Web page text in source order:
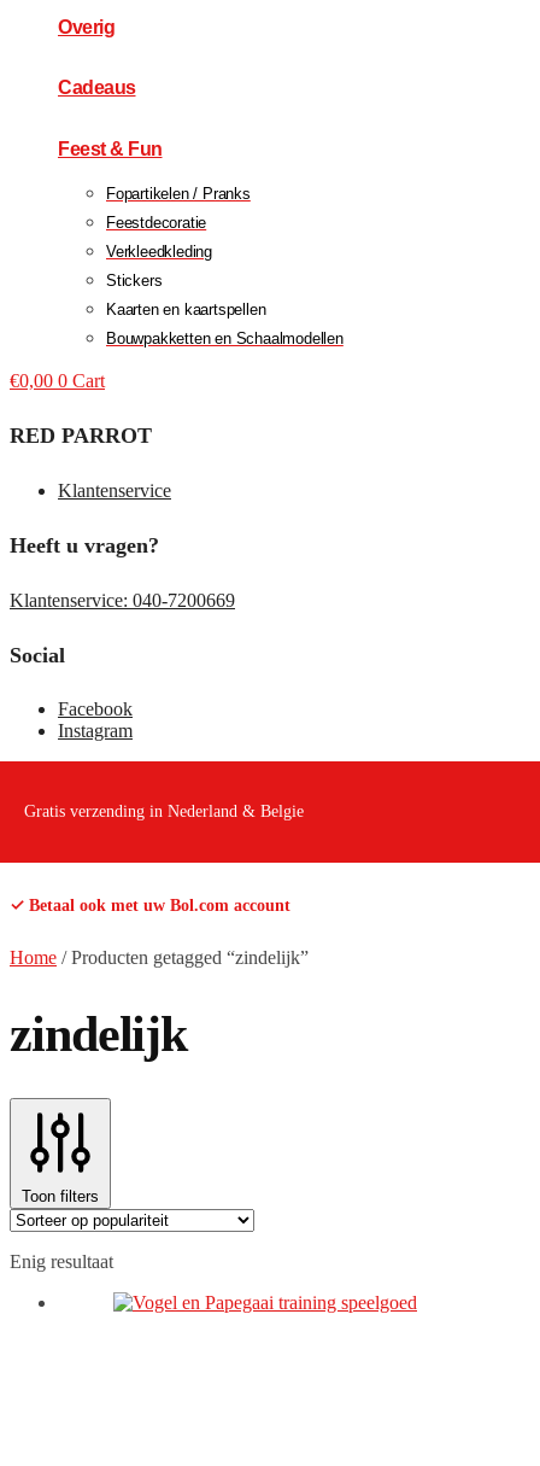
Overig
Cadeaus
Feest & Fun
Fopartikelen / Pranks
Feestdecoratie
Verkleedkleding
Stickers
Kaarten en kaartspellen
Bouwpakketten en Schaalmodellen
€0,00 0 Cart
RED PARROT
Klantenservice
Heeft u vragen?
Klantenservice: 040-7200669
Social
Facebook
Instagram
Gratis verzending in Nederland & Belgie
✓ Betaal ook met uw Bol.com account
Home /Producten getagged “zindelijk”
zindelijk
Toon filters
Enig resultaat